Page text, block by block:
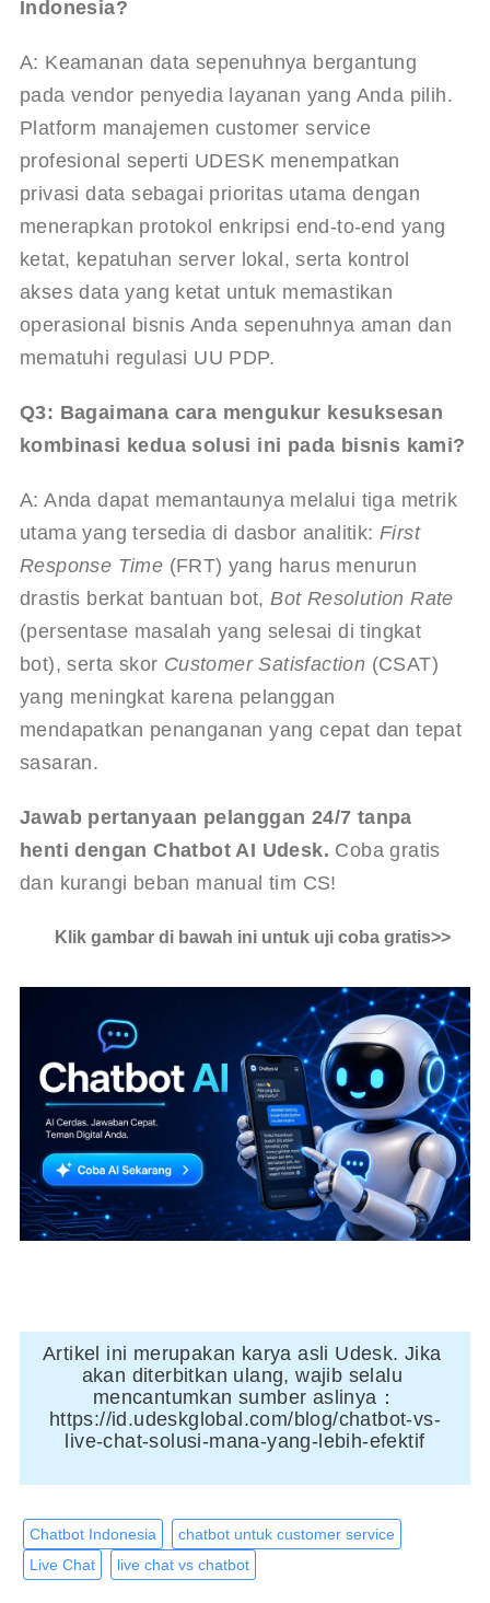
Indonesia?
A: Keamanan data sepenuhnya bergantung
pada vendor penyedia layanan yang Anda pilih.
Platform manajemen customer service
profesional seperti UDESK menempatkan
privasi data sebagai prioritas utama dengan
menerapkan protokol enkripsi end-to-end yang
ketat, kepatuhan server lokal, serta kontrol
akses data yang ketat untuk memastikan
operasional bisnis Anda sepenuhnya aman dan
mematuhi regulasi UU PDP.
Q3: Bagaimana cara mengukur kesuksesan
kombinasi kedua solusi ini pada bisnis kami?
A: Anda dapat memantaunya melalui tiga metrik
utama yang tersedia di dasbor analitik: First
Response Time (FRT) yang harus menurun
drastis berkat bantuan bot, Bot Resolution Rate
(persentase masalah yang selesai di tingkat
bot), serta skor Customer Satisfaction (CSAT)
yang meningkat karena pelanggan
mendapatkan penanganan yang cepat dan tepat
sasaran.
Jawab pertanyaan pelanggan 24/7 tanpa
henti dengan Chatbot AI Udesk. Coba gratis
dan kurangi beban manual tim CS!
Klik gambar di bawah ini untuk uji coba gratis>>
Artikel ini merupakan karya asli Udesk. Jika
akan diterbitkan ulang, wajib selalu
mencantumkan sumber aslinya：
https://id.udeskglobal.com/blog/chatbot-vs-
live-chat-solusi-mana-yang-lebih-efektif
Chatbot Indonesia
chatbot untuk customer service
Live Chat
live chat vs chatbot